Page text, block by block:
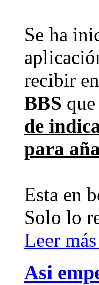
Se ha
recibir
BBS
de
para
Esta en
Solo lo
Leer más
Asi